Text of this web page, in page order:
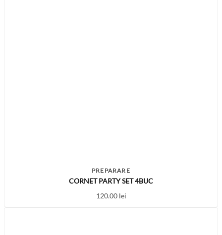
PREPARARE
CORNET PARTY SET 4BUC
120.00 lei